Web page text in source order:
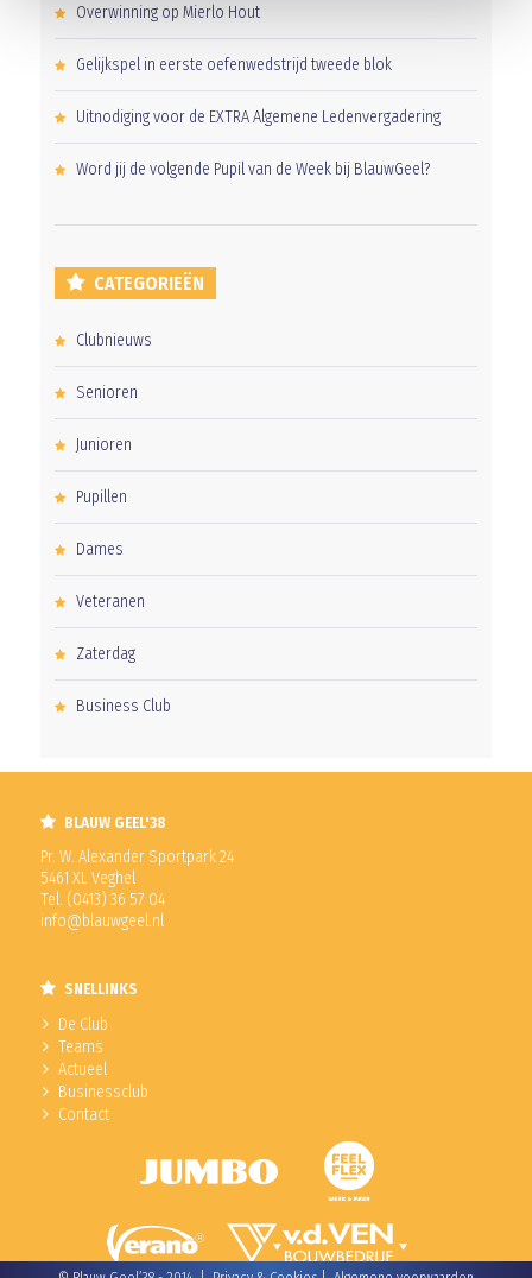
Overwinning op Mierlo Hout
Gelijkspel in eerste oefenwedstrijd tweede blok
Uitnodiging voor de EXTRA Algemene Ledenvergadering
Word jij de volgende Pupil van de Week bij BlauwGeel?
CATEGORIEËN
Clubnieuws
Senioren
Junioren
Pupillen
Dames
Veteranen
Zaterdag
Business Club
BLAUW GEEL'38
Pr. W. Alexander Sportpark 24
5461 XL Veghel
Tel. (0413) 36 57 04
info@blauwgeel.nl
SNELLINKS
De Club
Teams
Actueel
Businessclub
Contact